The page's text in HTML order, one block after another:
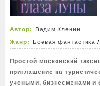
Автор:
Вадим Кленин
Жанр:
Боевая фантастика /
Простой московский
приглашение на
учеными, бизнесменами и